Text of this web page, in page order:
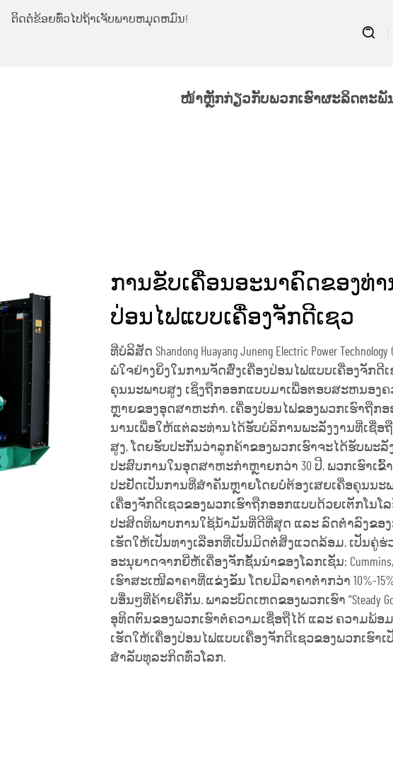
ຕິດຕໍ່ຂ້ອຍທົ່ວໄປຖ້າເຈັບພາບຫມຸດຫມົນ!
ໜ້າຫຼັກກ່ຽວກັບພວກເຮົາຜະລິດຕະພັ
ການຂັບເຄື່ອນອະນາຄົດຂອງທ່າ
ປ່ອນໄຟແບບເຄື່ອງຈັກດີເຊວ
ທີ່ບໍລິສັດ Shandong Huayang Juneng Electric Power
ພໍໃຈຢ່າງຍິ່ງໃນການຈັດສົ່ງເຄື່ອງປ່ອນໄຟແບບເຄື່ອງຈັກ
ຄຸນນະພາບສູງ ເຊິ່ງຖືກອອກແບບມາເພື່ອຕອບສະຫນອງ
ຫຼາຍຂອງອຸດສາຫະກຳ. ເຄື່ອງປ່ອນໄຟຂອງພວກເຮົາຖືກ
ນານເພື່ອໃຫ້ແຕ່ລະທ່ານໄດ້ຮັບບໍລິການພະລັງງານທີ່ເຊື່ອ
ສູງ, ໂດຍຮັບປະກັນວ່າລູກຄ້າຂອງພວກເຮົາຈະໄດ້ຮັບພະລັ
ປະສົບການໃນອຸດສາຫະກຳຫຼາຍກວ່າ 30 ປີ, ພວກເຮົາເຂົ້
ປະຢັດເປັນການທີ່ສຳຄັນຫຼາຍໂດຍບໍ່ຕ້ອງເສຍເຄື່ອຄຸນນະພ
ເຄື່ອງຈັກດີເຊວຂອງພວກເຮົາຖືກອອກແບບດ້ວຍເຕັກໂນ
ປະສິດທິພາບການໃຊ້ນ້ຳມັນທີ່ດີທີ່ສຸດ ແລະ ລົດຕ່ຳລົງຂອ
ເຮັດໃຫ້ເປັນທາງເລືອກທີ່ເປັນມິດຕໍ່ສິ່ງແວດລ້ອມ. ເປັນຄູ່ຮ່ວ
ອະນຸຍາດຈາກຍີ່ຫໍ້ເຄື່ອງຈັກຊັ້ນນຳຂອງໂລກເຊັ່ນ: Cummins,
ເຮົາສະເໜີລາຄາທີ່ແຂ່ງຂັນ ໂດຍມີລາຄາຕ່ຳກວ່າ 10%-
ບອື່ນໆທີ່ຄ້າຍຄືກັນ. ພາລະບົດເຫດຂອງພວກເຮົາ “Steady Go,
ອຸທິດຕົນຂອງພວກເຮົາຕໍ່ຄວາມເຊື່ອຖືໄດ້ ແລະ ຄວາມພ້ອ
ເຮັດໃຫ້ເຄື່ອງປ່ອນໄຟແບບເຄື່ອງຈັກດີເຊວຂອງພວກເຮົາ
ສຳລັບທຸລະກິດທົ່ວໂລກ.